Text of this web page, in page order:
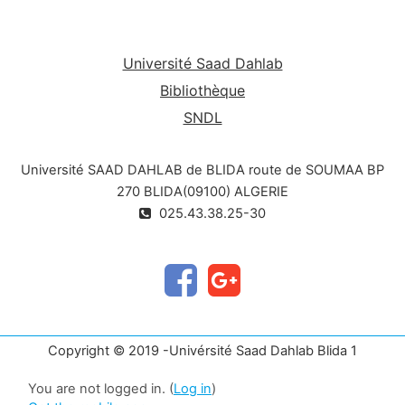
Université Saad Dahlab
Bibliothèque
SNDL
Université SAAD DAHLAB de BLIDA route de SOUMAA BP
270 BLIDA(09100) ALGERIE
025.43.38.25-30
Copyright © 2019 -Univérsité Saad Dahlab Blida 1
You are not logged in. (Log in)